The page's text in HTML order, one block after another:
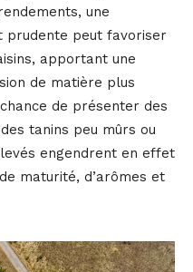
une
prudente peut favoriser
apportant une
de matière plus
de présenter des
tanins peu mûrs ou
engendrent en effet
maturité, d’arômes et